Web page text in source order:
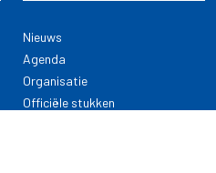
Nieuws
Agenda
Organisatie
Officiële stukken